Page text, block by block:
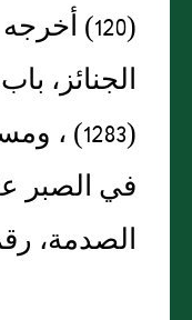
(120)
الجنائز،
(1283)
في الصبر
الصدمة، رقم